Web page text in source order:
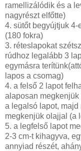
ramellizálódik és a
nagyrészt elfőtte)
4. sütőt begyújtjuk 4-
(180 fokra)
3. réteslapokat
rúdhoz legalább 3
egymásra
lapos a csomag)
4. a felső 2 lapot
alaposan megkenjük
a legalsó lapot,
megkenjük olajjal (a
5. a legfelső lapot
2-3 cm-t kihagyva,
annyiad részét,